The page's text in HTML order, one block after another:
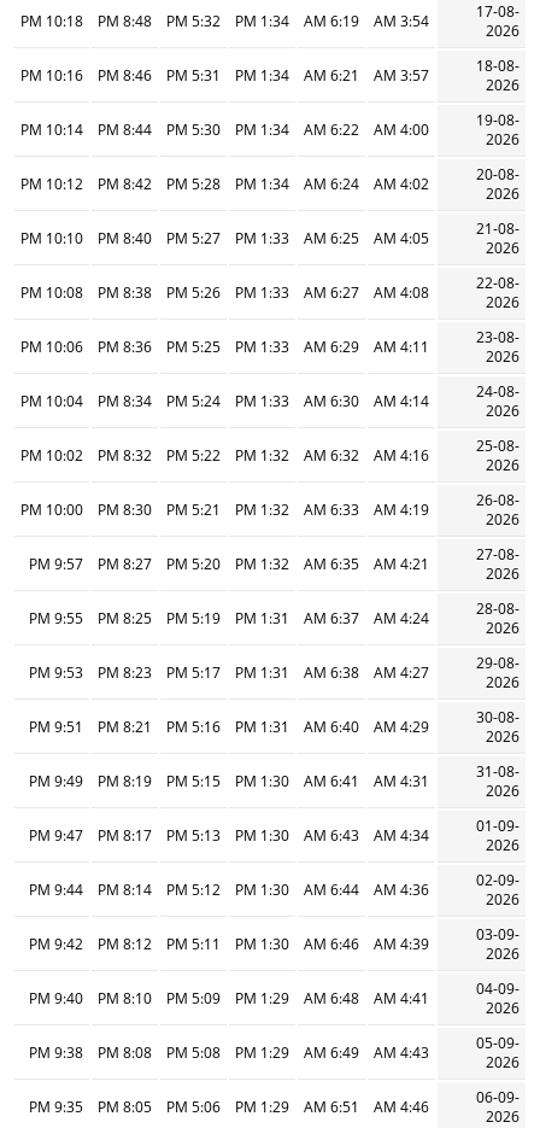
17-08-
2026
3:54 AM
6:19 AM
1:34 PM
5:32 PM
8:48 PM
10:18 PM
18-08-
2026
3:57 AM
6:21 AM
1:34 PM
5:31 PM
8:46 PM
10:16 PM
19-08-
2026
4:00 AM
6:22 AM
1:34 PM
5:30 PM
8:44 PM
10:14 PM
20-08-
2026
4:02 AM
6:24 AM
1:34 PM
5:28 PM
8:42 PM
10:12 PM
21-08-
2026
4:05 AM
6:25 AM
1:33 PM
5:27 PM
8:40 PM
10:10 PM
22-08-
2026
4:08 AM
6:27 AM
1:33 PM
5:26 PM
8:38 PM
10:08 PM
23-08-
2026
4:11 AM
6:29 AM
1:33 PM
5:25 PM
8:36 PM
10:06 PM
24-08-
2026
4:14 AM
6:30 AM
1:33 PM
5:24 PM
8:34 PM
10:04 PM
25-08-
2026
4:16 AM
6:32 AM
1:32 PM
5:22 PM
8:32 PM
10:02 PM
26-08-
2026
4:19 AM
6:33 AM
1:32 PM
5:21 PM
8:30 PM
10:00 PM
27-08-
2026
4:21 AM
6:35 AM
1:32 PM
5:20 PM
8:27 PM
9:57 PM
28-08-
2026
4:24 AM
6:37 AM
1:31 PM
5:19 PM
8:25 PM
9:55 PM
29-08-
2026
4:27 AM
6:38 AM
1:31 PM
5:17 PM
8:23 PM
9:53 PM
30-08-
2026
4:29 AM
6:40 AM
1:31 PM
5:16 PM
8:21 PM
9:51 PM
31-08-
2026
4:31 AM
6:41 AM
1:30 PM
5:15 PM
8:19 PM
9:49 PM
01-09-
2026
4:34 AM
6:43 AM
1:30 PM
5:13 PM
8:17 PM
9:47 PM
02-09-
2026
4:36 AM
6:44 AM
1:30 PM
5:12 PM
8:14 PM
9:44 PM
03-09-
2026
4:39 AM
6:46 AM
1:30 PM
5:11 PM
8:12 PM
9:42 PM
04-09-
2026
4:41 AM
6:48 AM
1:29 PM
5:09 PM
8:10 PM
9:40 PM
05-09-
2026
4:43 AM
6:49 AM
1:29 PM
5:08 PM
8:08 PM
9:38 PM
06-09-
2026
4:46 AM
6:51 AM
1:29 PM
5:06 PM
8:05 PM
9:35 PM